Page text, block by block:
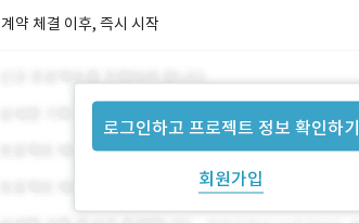
로그인하고 프로젝트 정보 확인하기
회원가입
계약 체결 이후, 즉시 시작